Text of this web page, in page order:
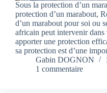
Sous la protection d’un
protection d’un marabout,
d’un marabout pour soi ou
africain peut intervenir
apporter une protection
sa protection est d’une
Gabin DOGNON
1 commentaire